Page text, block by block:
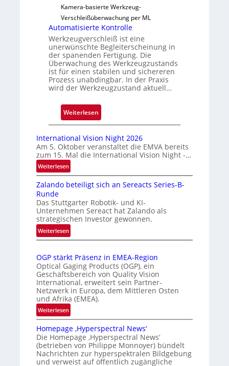
ä
s
s
i
g
e
D
r
u
k
m
r
k
n
e
r
k
e
n
n
g
Kamera-basierte Werkzeug-
Verschleißüberwachung per ML
Automatisierte Kontrolle
Werkzeugverschleiß ist eine
unerwünschte Begleiterscheinung in
der spanenden Fertigung. Die
Überwachung des Werkzeugzustands
ist für einen stabilen und sichereren
Prozess unabdingbar. In der Praxis
wird der Werkzeugzustand aktuell…
Weiterlesen:
A
t
o
a
t
s
i
r
e
K
o
n
o
l
l
e
International Vision Night 2026
Am 5. Oktober veranstaltet die EMVA bereits
zum 15. Mal die International Vision Night -…
Weiterlesen:
I
n
e
r
n
a
o
n
a
l
V
i
s
i
o
n
N
Zalando beteiligt sich an Sereacts Series-B-
Runde
Das Stuttgarter Robotik- und KI-
Unternehmen Sereact hat Zalando als
strategischen Investor gewonnen.
Weiterlesen:
Z
l
a
n
d
o
b
e
t
e
i
l
OGP stärkt Präsenz in EMEA-Region
Optical Gaging Products (OGP), ein
Geschäftsbereich von Quality Vision
International, erweitert sein Partner-
Netzwerk in Europa, dem Mittleren Osten
und Afrika (EMEA).
Weiterlesen:
O
G
P
s
t
Homepage ‚Hyperspectral News‘
Die Homepage ‚Hyperspectral News‘
(betrieben von Philippe Monnoyer) bündelt
Nachrichten zur hyperspektralen Bildgebung
und verweist auf öffentlich zugängliche